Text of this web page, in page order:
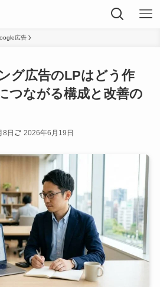
広告
グ広告のLPはどう作
つながる構成と改善の
8日 2026年6月19日